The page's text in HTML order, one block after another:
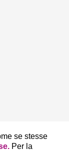
se stesse
. Per la